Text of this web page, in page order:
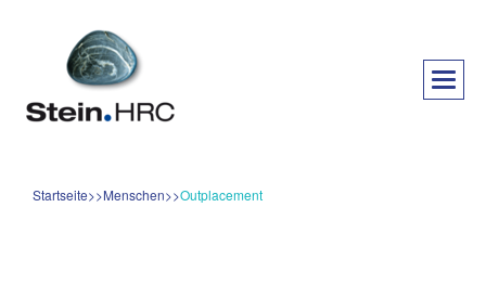
Startseite Menschen Outplacement